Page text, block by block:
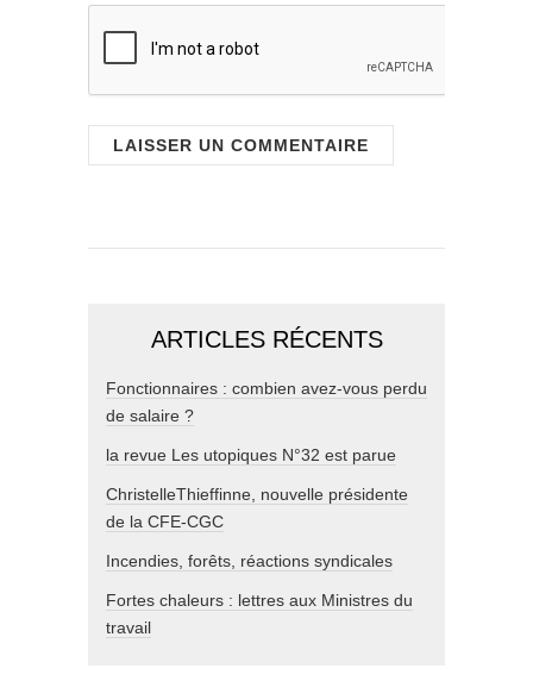
ARTICLES RÉCENTS
Fonctionnaires : combien avez-vous perdu
de salaire ?
la revue Les utopiques N°32 est parue
ChristelleThieffinne, nouvelle présidente
de la CFE-CGC
Incendies, forêts, réactions syndicales
Fortes chaleurs : lettres aux Ministres du
travail